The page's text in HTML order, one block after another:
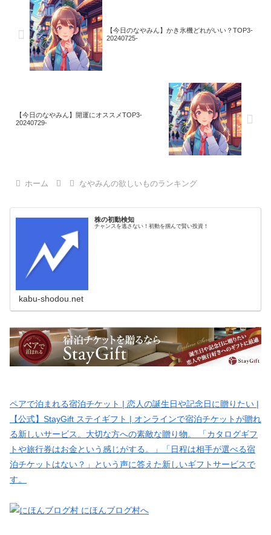
【今日のなやみん】かき氷機どれがいい？TOP3-
20240725-
【今日のなやみん】開運にオススメTOP3-
20240729-
ホーム なやみんの欲しいものランキング
株の初動検知
チャンスを逃さない！初動を掴んで賢い投資！
kabu-shodou.net
ペアで泊まれる宿泊チケット | 恋人の誕生日や記念日に贈りたい |
【公式】StayGift ステイギフト | オンラインで宿泊チケットが贈れ
る新しいサービス。大切な方への素敵な贈り物。 「カタログギフ
トや旅行券はお金という感じがする。」「日程は相手が選べる宿
泊チケットはない？」という声に答えた新しいギフトサービスで
す。